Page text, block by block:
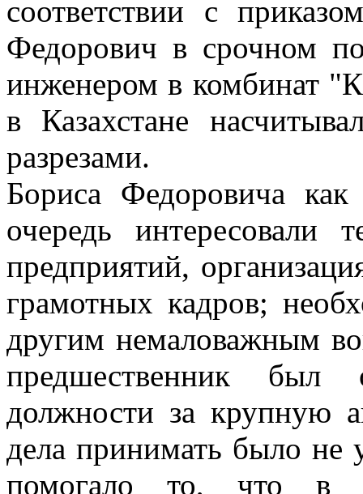
соответствии с
Федорович в срочном
инженером в комбинат
в Казахстане
разрезами.
Бориса Федоровича
очередь интересовали
предприятий,
грамотных кадров;
другим немаловажным
предшественник был
должности за крупную
дела принимать было не
помогало то, что в